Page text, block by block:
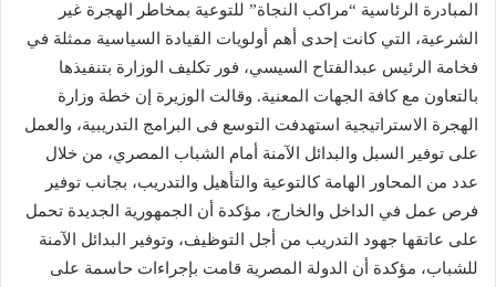
المبادرة الرئاسية “مراكب النجاة” للتوعية بمخاطر الهجرة غير
الشرعية، التي كانت إحدى أهم أولويات القيادة السياسية ممثلة في
فخامة الرئيس عبدالفتاح السيسي، فور تكليف الوزارة بتنفيذها
بالتعاون مع كافة الجهات المعنية. وقالت الوزيرة إن خطة وزارة
الهجرة الاستراتيجية استهدفت التوسع فى البرامج التدريبية، والعمل
على توفير السبل والبدائل الآمنة أمام الشباب المصري، من خلال
عدد من المحاور الهامة كالتوعية والتأهيل والتدريب، بجانب توفير
فرص عمل في الداخل والخارج، مؤكدة أن الجمهورية الجديدة تحمل
على عاتقها جهود التدريب من أجل التوظيف، وتوفير البدائل الآمنة
للشباب، مؤكدة أن الدولة المصرية قامت بإجراءات حاسمة على